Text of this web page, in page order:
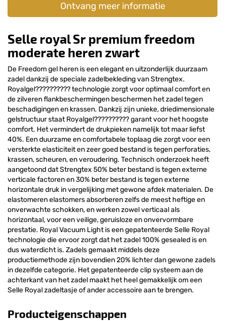
Ontvang meer informatie
Selle royal Sr premium freedom
moderate heren zwart
De Freedom gel heren is een elegant en uitzonderlijk duurzaam
zadel dankzij de speciale zadelbekleding van Strengtex.
Royalgel?????????? technologie zorgt voor optimaal comfort en
de zilveren flankbeschermingen beschermen het zadel tegen
beschadigingen en krassen. Dankzij zijn unieke, driedimensionale
gelstructuur staat Royalgel?????????? garant voor het hoogste
comfort. Het vermindert de drukpieken namelijk tot maar liefst
40%. Een duurzame en comfortabele toplaag die zorgt voor een
versterkte elasticiteit en zeer goed bestand is tegen perforaties,
krassen, scheuren, en veroudering. Technisch onderzoek heeft
aangetoond dat Strengtex 50% beter bestand is tegen externe
verticale factoren en 30% beter bestand is tegen externe
horizontale druk in vergelijking met gewone afdek materialen. De
elastomeren elastomers absorberen zelfs de meest heftige en
onverwachte schokken, en werken zowel verticaal als
horizontaal, voor een veilige, geruisloze en onvervormbare
prestatie. Royal Vacuum Light is een gepatenteerde Selle Royal
technologie die ervoor zorgt dat het zadel 100% gesealed is en
dus waterdicht is. Zadels gemaakt middels deze
productiemethode zijn bovendien 20% lichter dan gewone zadels
in dezelfde categorie. Het gepatenteerde clip systeem aan de
achterkant van het zadel maakt het heel gemakkelijk om een
Selle Royal zadeltasje of ander accessoire aan te brengen.
Producteigenschappen